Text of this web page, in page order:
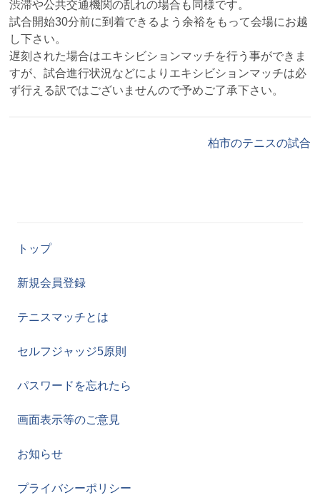
渋滞や公共交通機関の乱れの場合も同様です。
試合開始30分前に到着できるよう余裕をもって会場にお越
し下さい。
遅刻された場合はエキシビションマッチを行う事ができま
すが、試合進行状況などによりエキシビションマッチは必
ず行える訳ではございませんので予めご了承下さい。
柏市のテニスの試合
トップ
新規会員登録
テニスマッチとは
セルフジャッジ5原則
パスワードを忘れたら
画面表示等のご意見
お知らせ
プライバシーポリシー